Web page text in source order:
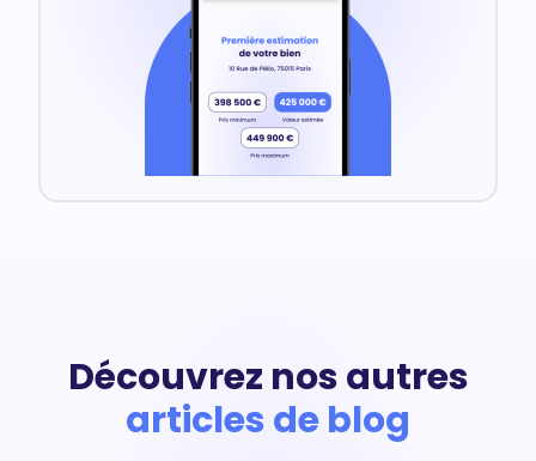
Découvrez nos autres
articles de blog